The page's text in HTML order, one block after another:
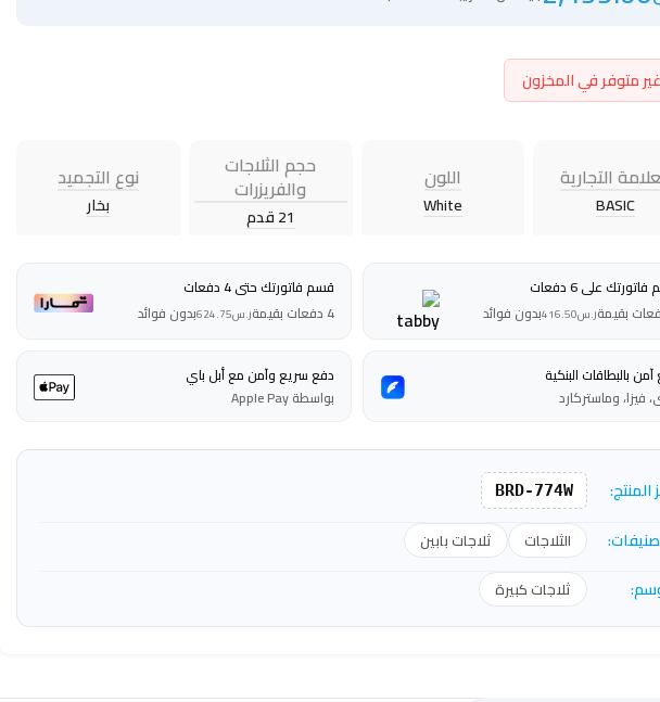
غير متوفر في المخزون
التجارية
BASIC
اللون
White
حجم الثلاجات
والفريزرات
21 قدم
نوع التجميد
بخار
على 6 دفعات
ر.س416.50بدون فوائد
قسم فاتورتك حتى 4 دفعات
4 دفعات بقيمة
ر.س624.75بدون فوائد
بالبطاقات البنكية
فيزا، وماستركارد
دفع سريع وآمن مع أبل باي
بواسطة Apple Pay
المنتج: BRD-774W
الثلاجات ثلاجات بابين
ثلاجات كبيرة